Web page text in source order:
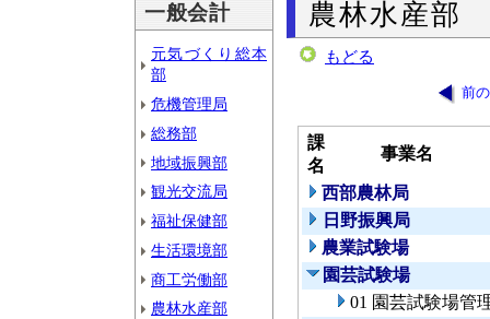
一般会計
元気づくり総本
部
危機管理局
総務部
地域振興部
観光交流局
福祉保健部
生活環境部
商工労働部
農林水産部
農林水産部
もどる
前
課
名
事業名
西部農林局
日野振興局
農業試験場
園芸試験場
01 園芸試験場管